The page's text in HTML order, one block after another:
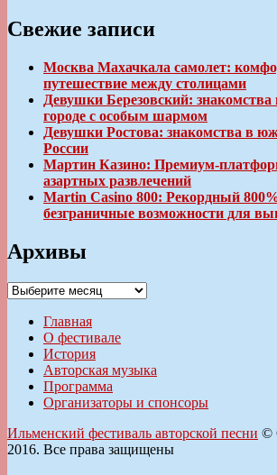
Свежие записи
Москва Махачкала самолет:
путешествие между столицами
Девушки Березовский: знакомства
городе с особым шармом
Девушки Ростова: знакомства в
России
Мартин Казино: Премиум-
азартных развлечений
Martin Casino 800: Рекордный
безграничные возможности для
Архивы
Архивы
Главная
О фестивале
История
Авторская музыка
Программа
Организаторы и спонсоры
Ильменский фестиваль авторской песни ©
2016. Все права защищены